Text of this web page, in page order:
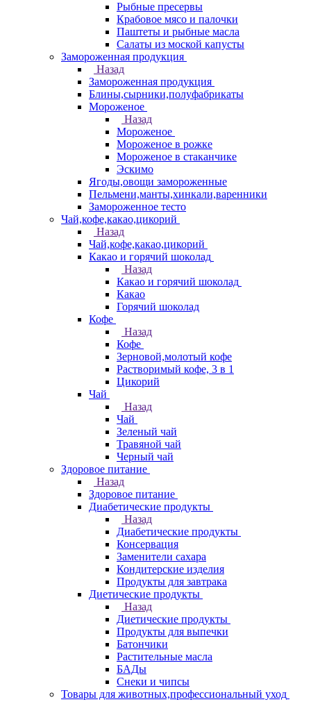
Рыбные пресервы
Крабовое мясо и палочки
Паштеты и рыбные масла
Салаты из моской капусты
Замороженная продукция
Назад
Замороженная продукция
Блины,сырники,полуфабрикаты
Мороженое
Назад
Мороженое
Мороженое в рожке
Мороженое в стаканчике
Эскимо
Ягоды,овощи замороженные
Пельмени,манты,хинкали,варенники
Замороженное тесто
Чай,кофе,какао,цикорий
Назад
Чай,кофе,какао,цикорий
Какао и горячий шоколад
Назад
Какао и горячий шоколад
Какао
Горячий шоколад
Кофе
Назад
Кофе
Зерновой,молотый кофе
Растворимый кофе, 3 в 1
Цикорий
Чай
Назад
Чай
Зеленый чай
Травяной чай
Черный чай
Здоровое питание
Назад
Здоровое питание
Диабетические продукты
Назад
Диабетические продукты
Консервация
Заменители сахара
Кондитерские изделия
Продукты для завтрака
Диетические продукты
Назад
Диетические продукты
Продукты для выпечки
Батончики
Растительные масла
БАДы
Снеки и чипсы
Товары для животных,профессиональный уход